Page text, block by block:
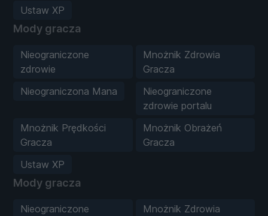
Ustaw XP
Mody gracza
Nieograniczone
zdrowie
Mnożnik Zdrowia
Gracza
Nieograniczona Mana
Nieograniczone
zdrowie portalu
Mnożnik Prędkości
Gracza
Mnożnik Obrażeń
Gracza
Ustaw XP
Mody gracza
Nieograniczone
Mnożnik Zdrowia